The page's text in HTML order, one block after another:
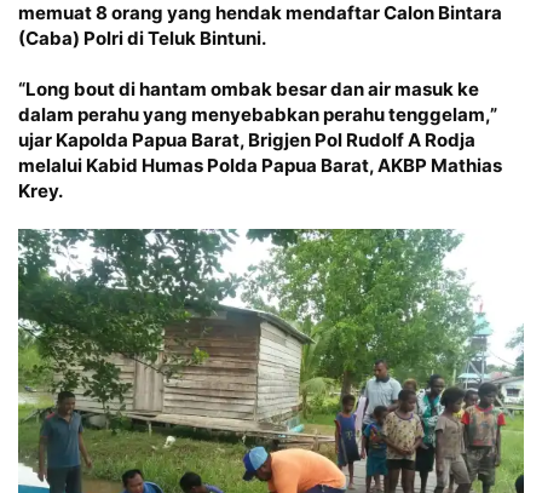
memuat 8 orang yang hendak mendaftar Calon Bintara
(Caba) Polri di Teluk Bintuni.
“Long bout di hantam ombak besar dan air masuk ke
dalam perahu yang menyebabkan perahu tenggelam,”
ujar Kapolda Papua Barat, Brigjen Pol Rudolf A Rodja
melalui Kabid Humas Polda Papua Barat, AKBP Mathias
Krey.